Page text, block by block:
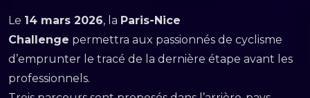
Le 14 mars 2026, la Paris-Nice
Challenge permettra aux passionnés de cyclisme
d’emprunter le tracé de la dernière étape avant les
professionnels.